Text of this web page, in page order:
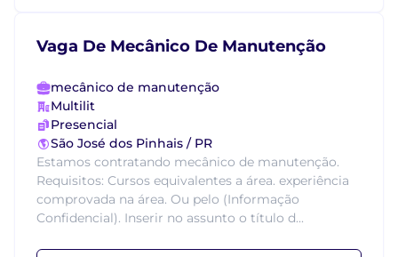
Vaga De Mecânico De Manutenção
mecânico de manutenção
Multilit
Presencial
São José dos Pinhais / PR
Estamos contratando mecânico de manutenção.
Requisitos: Cursos equivalentes a área. experiência
comprovada na área. Ou pelo (Informação
Confidencial). Inserir no assunto o título d...